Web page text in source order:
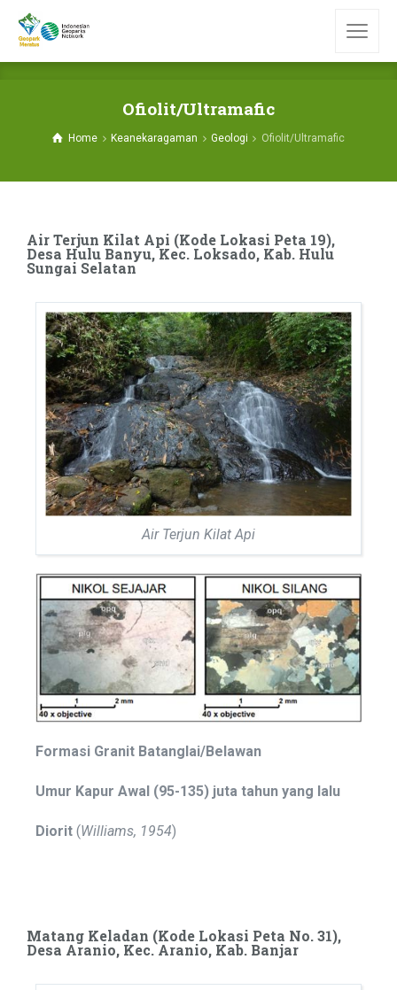
Ofiolit/Ultramafic
Home Keanekaragaman Geologi Ofiolit/Ultramafic
Air Terjun Kilat Api (Kode Lokasi Peta 19),
Desa Hulu Banyu, Kec. Loksado, Kab. Hulu
Sungai Selatan
Air Terjun Kilat Api
Formasi Granit Batanglai/Belawan
Umur Kapur Awal (95-135) juta tahun yang lalu
Diorit (Williams, 1954)
Matang Keladan (Kode Lokasi Peta No. 31),
Desa Aranio, Kec. Aranio, Kab. Banjar